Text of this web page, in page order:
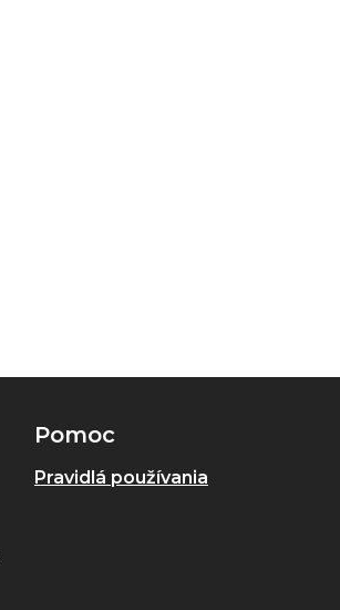
Pomoc
Pravidlá používania